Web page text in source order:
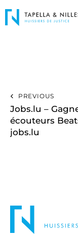
PREVIOUS
Jobs.lu –
écouteurs
jobs.lu